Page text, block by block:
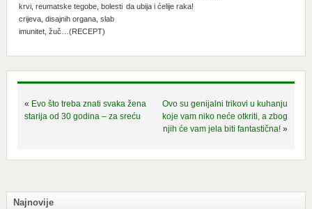
krvi, reumatske tegobe, bolesti
crijeva, disajnih organa, slab
imunitet, žuč…(RECEPT)
da ubija i ćelije raka!
« Evo što treba znati svaka žena
starija od 30 godina – za sreću
Ovo su genijalni trikovi u kuhanju
koje vam niko neće otkriti, a zbog
njih će vam jela biti fantastična! »
Najnovije